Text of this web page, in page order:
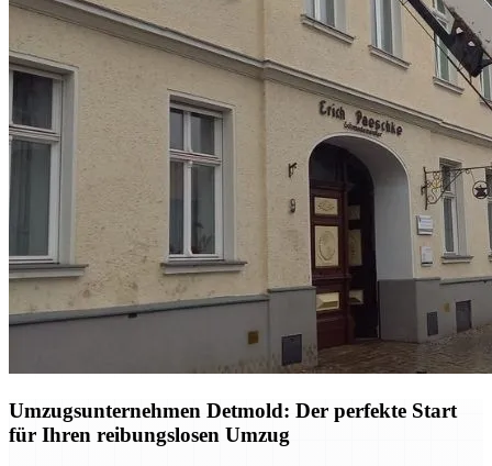
Umzugsunternehmen Detmold: Der perfekte Start
für Ihren reibungslosen Umzug